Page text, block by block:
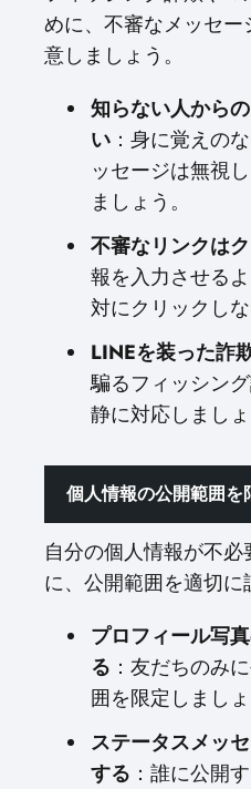
めに、不審なメッセ
意しましょう。
知らない人から
い ：身に覚えの
ッセージは無視
ましょう。
不審なリンクは
報を入力させる
対にクリックしな
LINEを装った詐
騙るフィッシン
静に対応しましょ
個人情報の公開範囲を
自分の個人情報が不
に、公開範囲を適切に
プロフィール写
る ：友だちのみ
囲を限定しましょ
ステータスメッ
する ：誰に公開